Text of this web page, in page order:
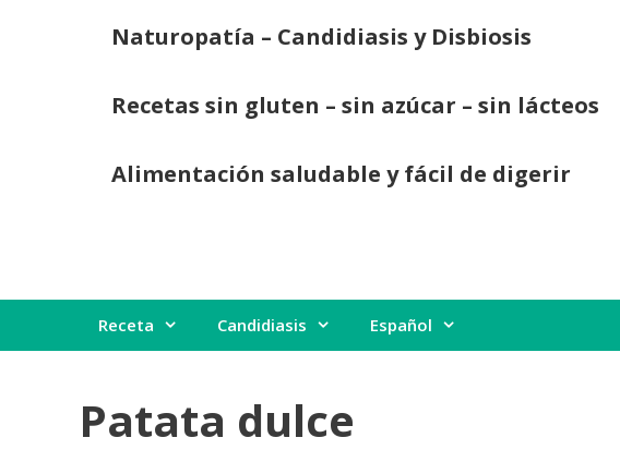
Naturopatía – Candidiasis y Disbiosis
Recetas sin gluten – sin azúcar – sin lácteos
Alimentación saludable y fácil de digerir
Receta Candidiasis Español
Patata dulce